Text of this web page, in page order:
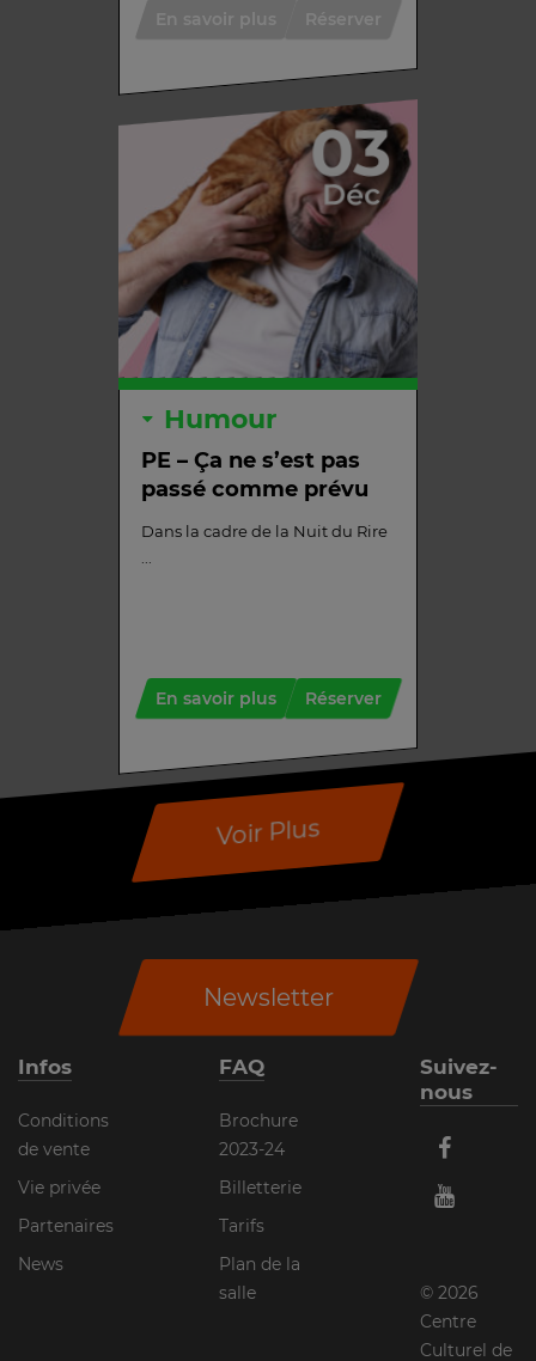
En savoir plus Réserver
03
Déc
Humour
PE – Ça ne s’est pas
passé comme prévu
Dans la cadre de la Nuit du Rire
En savoir plus Réserver
Voir Plus
Newsletter
Infos
Conditions
de vente
Vie privée
Partenaires
News
FAQ
Brochure
2023-24
Billetterie
Tarifs
Plan de la
salle
Suivez-
nous
© 2026
Centre
Culturel de